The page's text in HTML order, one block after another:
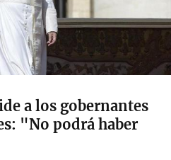
a los gobernantes
"No podrá haber